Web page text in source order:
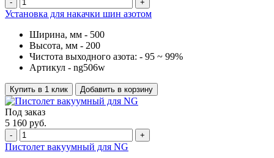
- +
Установка для накачки шин азотом
Ширина, мм - 500
Высота, мм - 200
Чистота выходного азота: - 95 ~ 99%
Артикул - ng506w
Купить в 1 клик Добавить в корзину
Под заказ
5 160 руб.
- +
Пистолет вакуумный для NG